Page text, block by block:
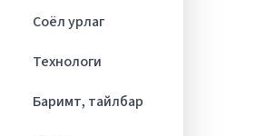
Соёл урлаг
Технологи
Баримт, тайлбар